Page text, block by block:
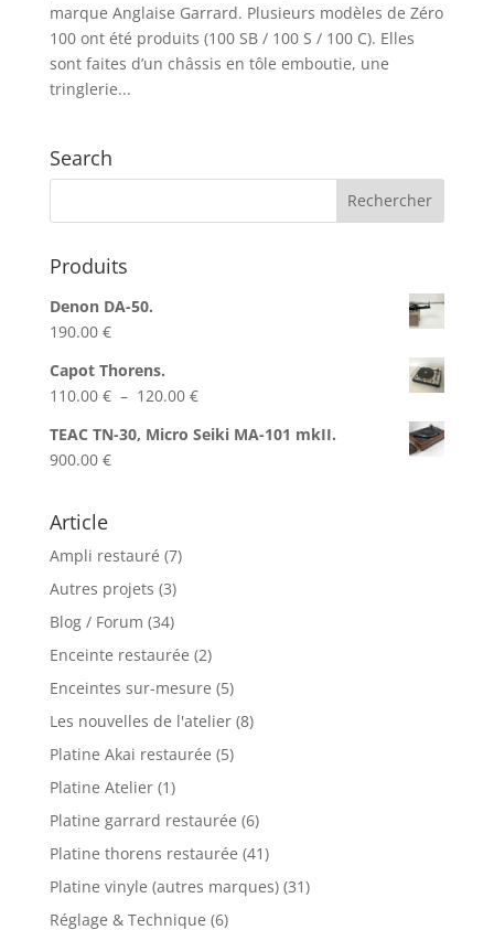
marque Anglaise Garrard. Plusieurs modèles de Zéro
100 ont été produits (100 SB / 100 S / 100 C). Elles
sont faites d’un châssis en tôle emboutie, une
tringlerie...
Search
Produits
Denon DA-50.
190.00 €
Capot Thorens.
110.00 € – 120.00 €Plage
prix :
TEAC TN-30, Micro Seiki MA-101 mkII.
900.00 €
Article
Ampli restauré (7)
Autres projets (3)
Blog / Forum (34)
Enceinte restaurée (2)
Enceintes sur-mesure (5)
Les nouvelles de l'atelier(8)
Platine Akai restaurée (5)
Platine Atelier(1)
Platine garrard restaurée (6)
Platine thorens restaurée (41)
Platine vinyle (autres marques)(31)
Réglage & Technique (6)